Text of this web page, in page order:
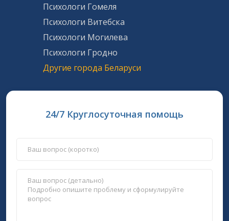
Психологи Гомеля
Психологи Витебска
Психологи Могилева
Психологи Гродно
Другие города Беларуси
24/7 Круглосуточная помощь